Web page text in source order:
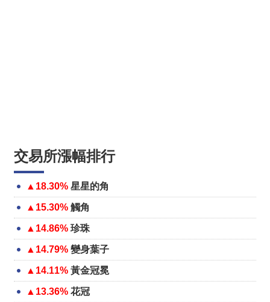
交易所漲幅排行
▲18.30% 星星的角
▲15.30% 觸角
▲14.86% 珍珠
▲14.79% 變身葉子
▲14.11% 黃金冠冕
▲13.36% 花冠